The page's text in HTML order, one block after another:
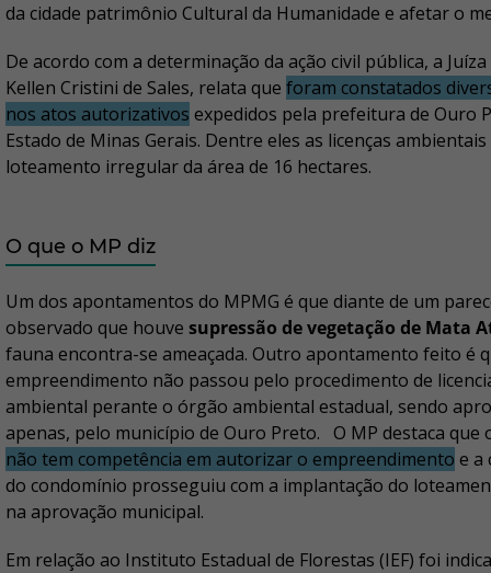
da cidade patrimônio Cultural da Humanidade e afetar o
De acordo com a determinação da ação civil pública, a
Kellen Cristini de Sales, relata que foram constatados
nos atos autorizativos expedidos pela prefeitura de Ouro
Estado de Minas Gerais. Dentre eles as licenças ambientais
loteamento irregular da área de 16 hectares.
O que o MP diz
Um dos apontamentos do MPMG é que diante de um
observado que houve supressão de vegetação de Mata
fauna encontra-se ameaçada. Outro apontamento feito é
empreendimento não passou pelo procedimento de
ambiental perante o órgão ambiental estadual, sendo
apenas, pelo município de Ouro Preto. O MP destaca que
não tem competência em autorizar o empreendimento e a
do condomínio prosseguiu com a implantação do
na aprovação municipal.
Em relação ao Instituto Estadual de Florestas (IEF) foi